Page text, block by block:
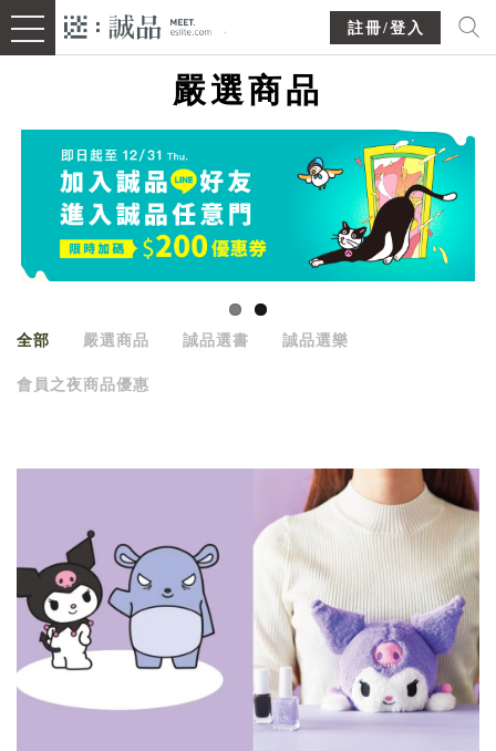
註冊/登入
嚴選商品
全部 嚴選商品 誠品選書 誠品選樂
會員之夜商品優惠